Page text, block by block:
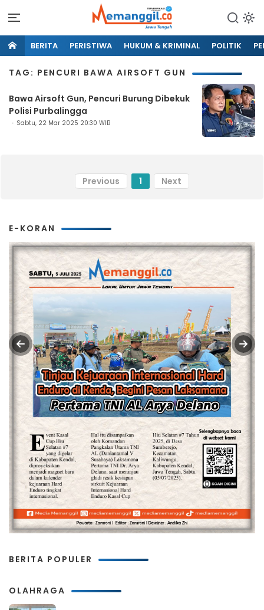
BERITA PERISTIWA HUKUM & KRIMINAL POLITIK
TAG: PENCURI BAWA AIRSOFT GUN
Bawa Airsoft Gun, Pencuri Burung Dibekuk
Polisi Purbalingga
Sabtu, 22 Mar 2025 20:30 WIB
Previous 1 Next
E-KORAN
BERITA POPULER
OLAHRAGA